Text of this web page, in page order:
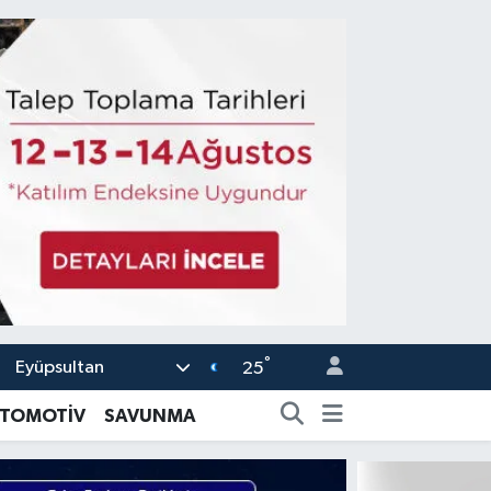
Eyüpsultan 25°
SAVUNMA